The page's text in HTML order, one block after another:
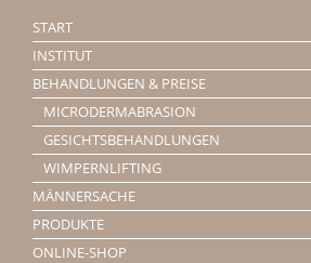
START
INSTITUT
BEHANDLUNGEN & PREISE
MICRODERMABRASION
GESICHTSBEHANDLUNGEN
WIMPERNLIFTING
MÄNNERSACHE
PRODUKTE
ONLINE-SHOP